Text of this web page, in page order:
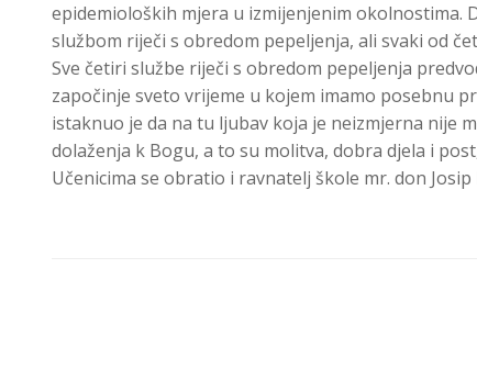
epidemioloških mjera u izmijenjenim okolnostima.
službom riječi s obredom pepeljenja, ali svaki od
Sve četiri službe riječi s obredom pepeljenja
započinje sveto vrijeme u kojem imamo posebnu
istaknuo je da na tu ljubav koja je neizmjerna nije
dolaženja k Bogu, a to su molitva, dobra djela i
Učenicima se obratio i ravnatelj škole mr. don